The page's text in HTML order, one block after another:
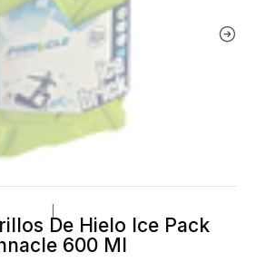
De Hielo Ice Pack
600 Ml